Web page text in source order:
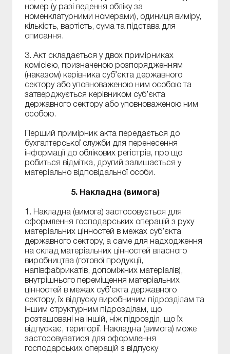
номер (у разі ведення обліку за
номенклатурними номерами), одиниця виміру,
кількість, вартість, сума та підстава для
списання.
3. Акт складається у двох примірниках
комісією, призначеною розпорядженням
(наказом) керівника суб’єкта державного
сектору або уповноваженою ним особою та
затверджується керівником суб’єкта
державного сектору або уповноваженою ним
особою.
Перший примірник акта передається до
бухгалтерської служби для перенесення
інформації до облікових регістрів, про що
робиться відмітка, другий залишається у
матеріально відповідальної особи.
5. Накладна (вимога)
1. Накладна (вимога) застосовується для
оформлення господарських операцій з руху
матеріальних цінностей в межах суб’єкта
державного сектору, а саме для надходження
на склад матеріальних цінностей власного
виробництва (готової продукції,
напівфабрикатів, допоміжних матеріалів),
внутрішнього переміщення матеріальних
цінностей в межах суб’єкта державного
сектору, їх відпуску виробничим підрозділам та
іншим структурним підрозділам, що
розташовані на іншій, ніж підрозділ, що їх
відпускає, території. Накладна (вимога) може
застосовуватися для оформлення
господарських операцій з відпуску